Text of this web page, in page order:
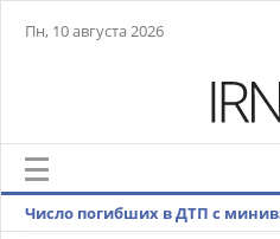
Пн, 10 августа 2026
Число погибших в ДТП с